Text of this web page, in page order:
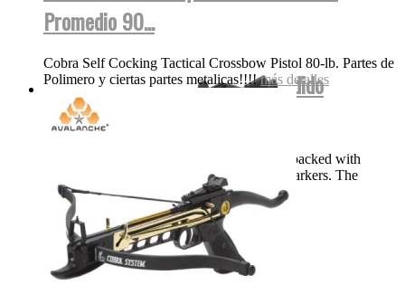
DYE Proto Rize Maxxed Bajo Pedido
Speedball
Description DYE’s Proto Rize MaXXed is packed with
features normally only found on high end markers. The
Precision True Bore...
más detalles
Promedio 90...
Cobra Self Cocking Tactical Crossbow Pistol 80-lb. Partes de
Polimero y ciertas partes metalicas!!!!más detalles